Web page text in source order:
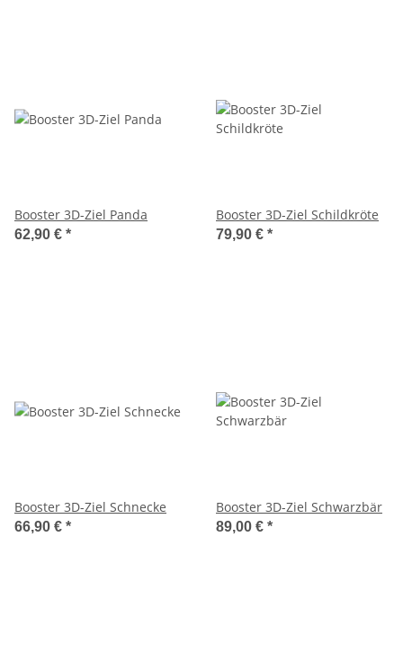
Booster 3D-Ziel Panda
62,90 € *
Booster 3D-Ziel Schildkröte
79,90 € *
Booster 3D-Ziel Schnecke
66,90 € *
Booster 3D-Ziel Schwarzbär
89,00 € *